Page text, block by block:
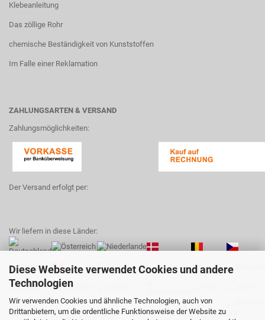
Diese Webseite verwendet Cookies und andere
Technologien
Wir verwenden Cookies und ähnliche Technologien, auch von
Drittanbietern, um die ordentliche Funktionsweise der Website zu
Klebeanleitung
Das zöllige Rohr
chemische Beständigkeit von Kunststoffen
Im Falle einer Reklamation
ZAHLUNGSARTEN & VERSAND
Zahlungsmöglichkeiten:
Der Versand erfolgt per:
Wir liefern in diese Länder: